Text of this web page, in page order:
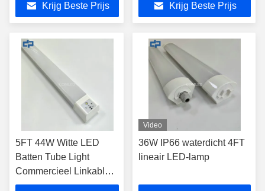
Batten Light Fitting For
Industrial Lighting
Krijg Beste Prijs
verlichting voor
hanginstallatie
parkeerplaats
Verlichtingsarmaturen met
110-140lm/w noodsituatie
lineaire verlichting
Krijg Beste Prijs
5FT 44W Witte LED
Batten Tube Light
Commercieel Linkable
LED Lineair Light Indoor
Video
36W IP66 waterdicht 4FT
lineair LED-lamp